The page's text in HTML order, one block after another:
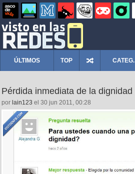
ÚLTIMOS TOP CATEG.
Pérdida inmediata de la dignidad
por lain123 el 30 jun 2011, 00:28